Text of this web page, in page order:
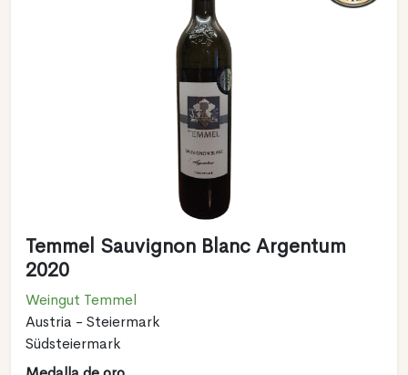
Temmel Sauvignon Blanc Argentum
2020
Weingut Temmel
Austria - Steiermark
Südsteiermark